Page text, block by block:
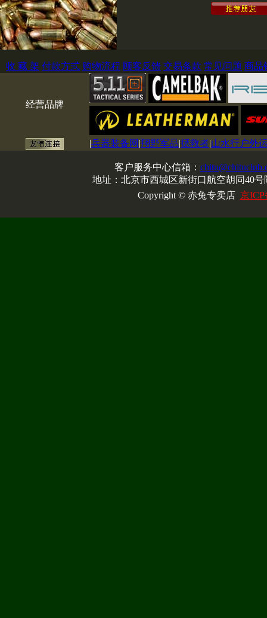
收 藏 架 付款方式 购物流程 顾客反馈 交易条款 常见问题 商品
经营品牌
|兵器装备网 |翔野军品|拯救者|山水行户外
客户服务中心信箱：
地址：北京市西城区新街口航空胡同40
Copyright © 赤兔专卖店 京ICP